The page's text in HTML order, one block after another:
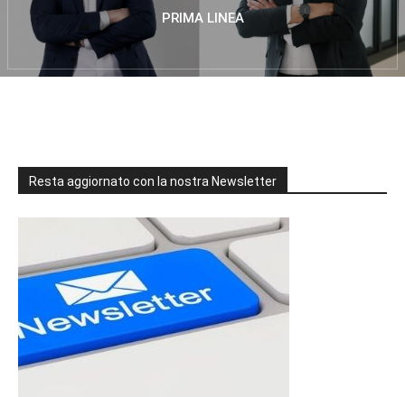
PRIMA LINEA
Resta aggiornato con la nostra Newsletter